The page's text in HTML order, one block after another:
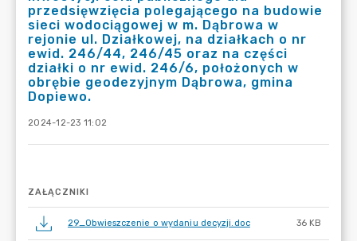
przedsięwzięcia polegającego na budowie
sieci wodociągowej w m. Dąbrowa w
rejonie ul. Działkowej, na działkach o nr
ewid. 246/44, 246/45 oraz na części
działki o nr ewid. 246/6, położonych w
obrębie geodezyjnym Dąbrowa, gmina
Dopiewo.
2024-12-23 11:02
ZAŁĄCZNIKI
29_Obwieszczenie o wydaniu decyzji.doc 36 KB